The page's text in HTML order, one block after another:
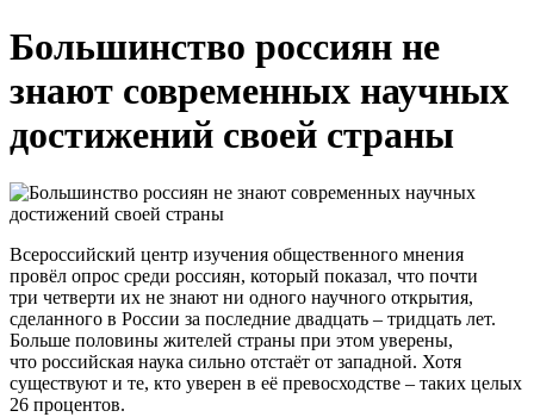
Большинство россиян не
знают современных научных
достижений своей страны
Всероссийский центр изучения общественного мнения
провёл опрос среди россиян, который показал, что почти
три четверти их не знают ни одного научного открытия,
сделанного в России за последние двадцать – тридцать лет.
Больше половины жителей страны при этом уверены,
что российская наука сильно отстаёт от западной. Хотя
существуют и те, кто уверен в её превосходстве – таких целых
26 процентов.